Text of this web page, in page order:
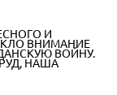
И
ВНИМАНИЕ
ВОЙНУ.
НАША